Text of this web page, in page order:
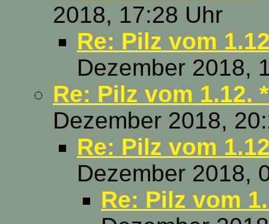
2018, 17:28 Uhr
Re: Pilz vom
Dezember 2018,
Re: Pilz vom 1.12.
Dezember 2018,
Re: Pilz vom
Dezember 2018,
Re: Pilz vom